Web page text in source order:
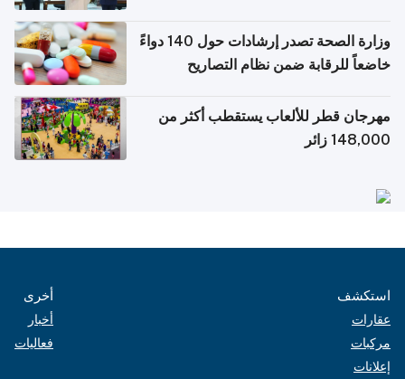
وزارة الصحة تصدر إرشادات حول 140 دواءً
خاضعاً للرقابة ضمن نظام التصاريح
مهرجان قطر للألعاب يستقطب أكثر من
148,000 زائر
استكشف
عقارات
مركبات
إعلانات
أخرى
أخبار
فعاليات